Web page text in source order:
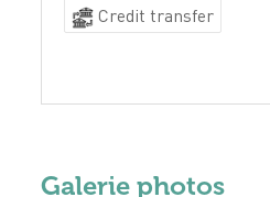
Credit transfer
Galerie photos